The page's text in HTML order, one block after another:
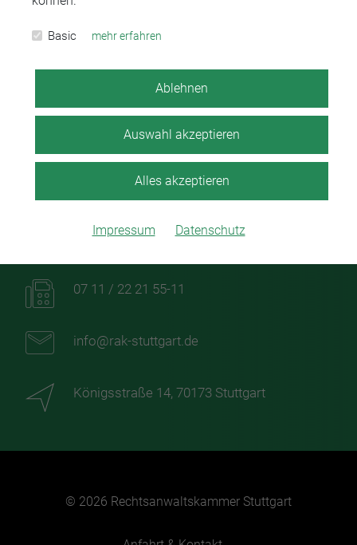
Basic mehr erfahren
Ablehnen
Auswahl akzeptieren
Alles akzeptieren
Impressum Datenschutz
teilnehmen.
07 11 / 22 21 55-0
07 11 / 22 21 55-11
info@rak-stuttgart.de
Königsstraße 14, 70173 Stuttgart
© 2026 Rechtsanwaltskammer Stuttgart